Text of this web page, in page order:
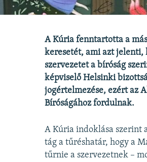
A Kúria fenntartotta a
keresetét, ami azt jelenti,
szervezetet a bíróság
képviselő Helsinki
jogértelmezése, ezért az
Bíróságához fordulnak.
A Kúria indoklása szerint
tág a tűréshatár, hogy a
tűrnie a szervezetnek –